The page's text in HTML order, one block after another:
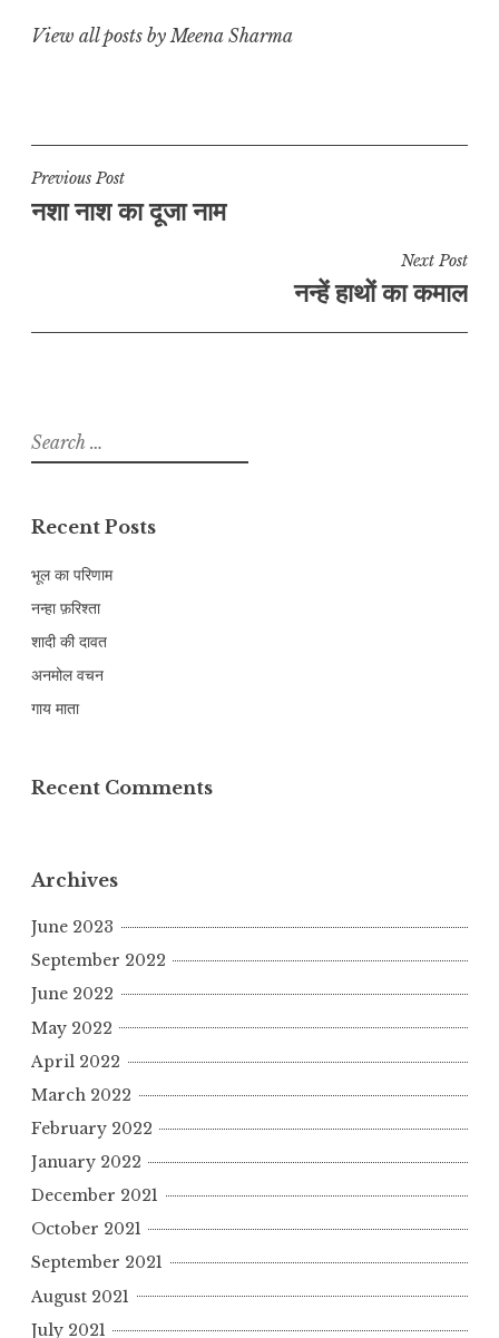
View all posts by Meena Sharma
Post
navigation
Previous Post
नशा नाश का दूजा नाम
Next Post
नन्हें हाथों का कमाल
Search
for:
Recent Posts
भूल का परिणाम
नन्हा फ़रिश्ता
शादी की दावत
अनमोल वचन
गाय माता
Recent Comments
Archives
June 2023
September 2022
June 2022
May 2022
April 2022
March 2022
February 2022
January 2022
December 2021
October 2021
September 2021
August 2021
July 2021